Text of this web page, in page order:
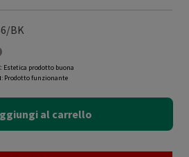
BK
: Estetica prodotto buona
: Prodotto funzionante
al carrello